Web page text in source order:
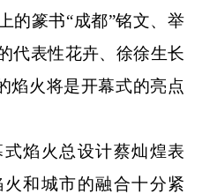
篆书“成都”铭文、举
代表性花卉、徐徐生长
火将是开幕式的亮点
焰火总设计蔡灿煌表
和城市的融合十分紧